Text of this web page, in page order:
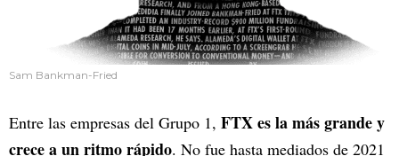
Sam Bankman-Fried
Entre las empresas del Grupo 1, FTX es la más grande y
crece a un ritmo rápido. No fue hasta mediados de 2021